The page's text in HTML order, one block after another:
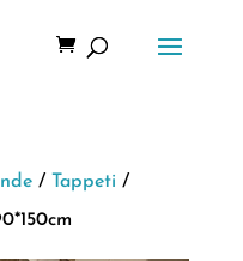
/ Tappeti /